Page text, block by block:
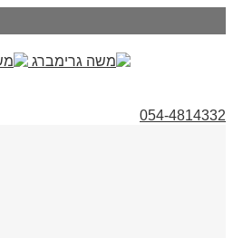
054-4814332